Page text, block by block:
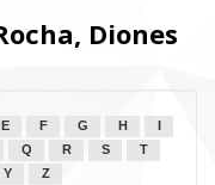
Diones
E F G H
Q R S
T
Y Z